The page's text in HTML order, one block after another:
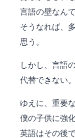
言語の壁なん
そうなれば、
思う。
しかし、言語
代替できない。
ゆえに、重要
僕の子供に強
英語はその後で